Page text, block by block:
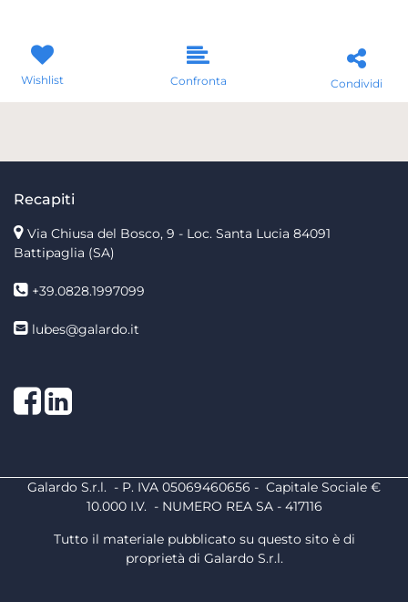
Wishlist Confronta Condividi
Recapiti
Via Chiusa del Bosco, 9 - Loc. Santa Lucia 84091
Battipaglia (SA)
+39.0828.1997099
lubes@galardo.it
Facebook
LinkedIn
Galardo S.r.l. - P. IVA 05069460656 - Capitale Sociale €
10.000 I.V. - NUMERO REA SA - 417116
Tutto il materiale pubblicato su questo sito è di
proprietà di Galardo S.r.l.